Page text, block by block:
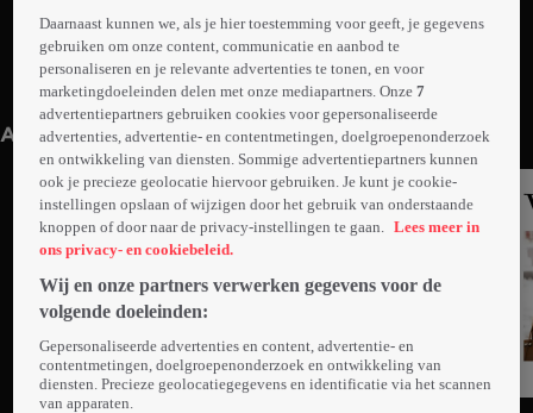
bluft ze zich naar binnen. Nu kan ze bewijzen dat ze een
echte zakenvrouw is en dat ervaring evenveel waard kan
zijn als een diploma.
Meer
info
Anderen kijken ook
Ga
Daarnaast kunnen we, als je hier toestemming voor geeft, je gegevens
gebruiken om onze content, communicatie en aanbod te
personaliseren en je relevante advertenties te tonen, en voor
marketingdoeleinden delen met onze mediapartners. Onze7
advertentiepartners gebruiken cookies voor gepersonaliseerde
advertenties, advertentie- en contentmetingen, doelgroepenonderzoek
en ontwikkeling van diensten. Sommige advertentiepartners kunnen
ook je precieze geolocatie hiervoor gebruiken. Je kunt je cookie-
instellingen opslaan of wijzigen door het gebruik van onderstaande
knoppen of door naar de privacy-instellingen te gaan.
Lees meer in
ons privacy- en cookiebeleid.
Wij en onze partners verwerken gegevens voor de
volgende doeleinden:
Gepersonaliseerde advertenties en content, advertentie- en
contentmetingen, doelgroepenonderzoek en ontwikkeling van
diensten. Precieze geolocatiegegevens en identificatie via het scannen
van apparaten.